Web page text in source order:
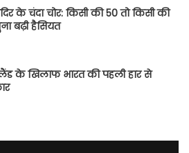
के चंदा चोर: किसी की 50 तो किसी की
बढ़ी हैसियत
के खिलाफ भारत की पहली हार से